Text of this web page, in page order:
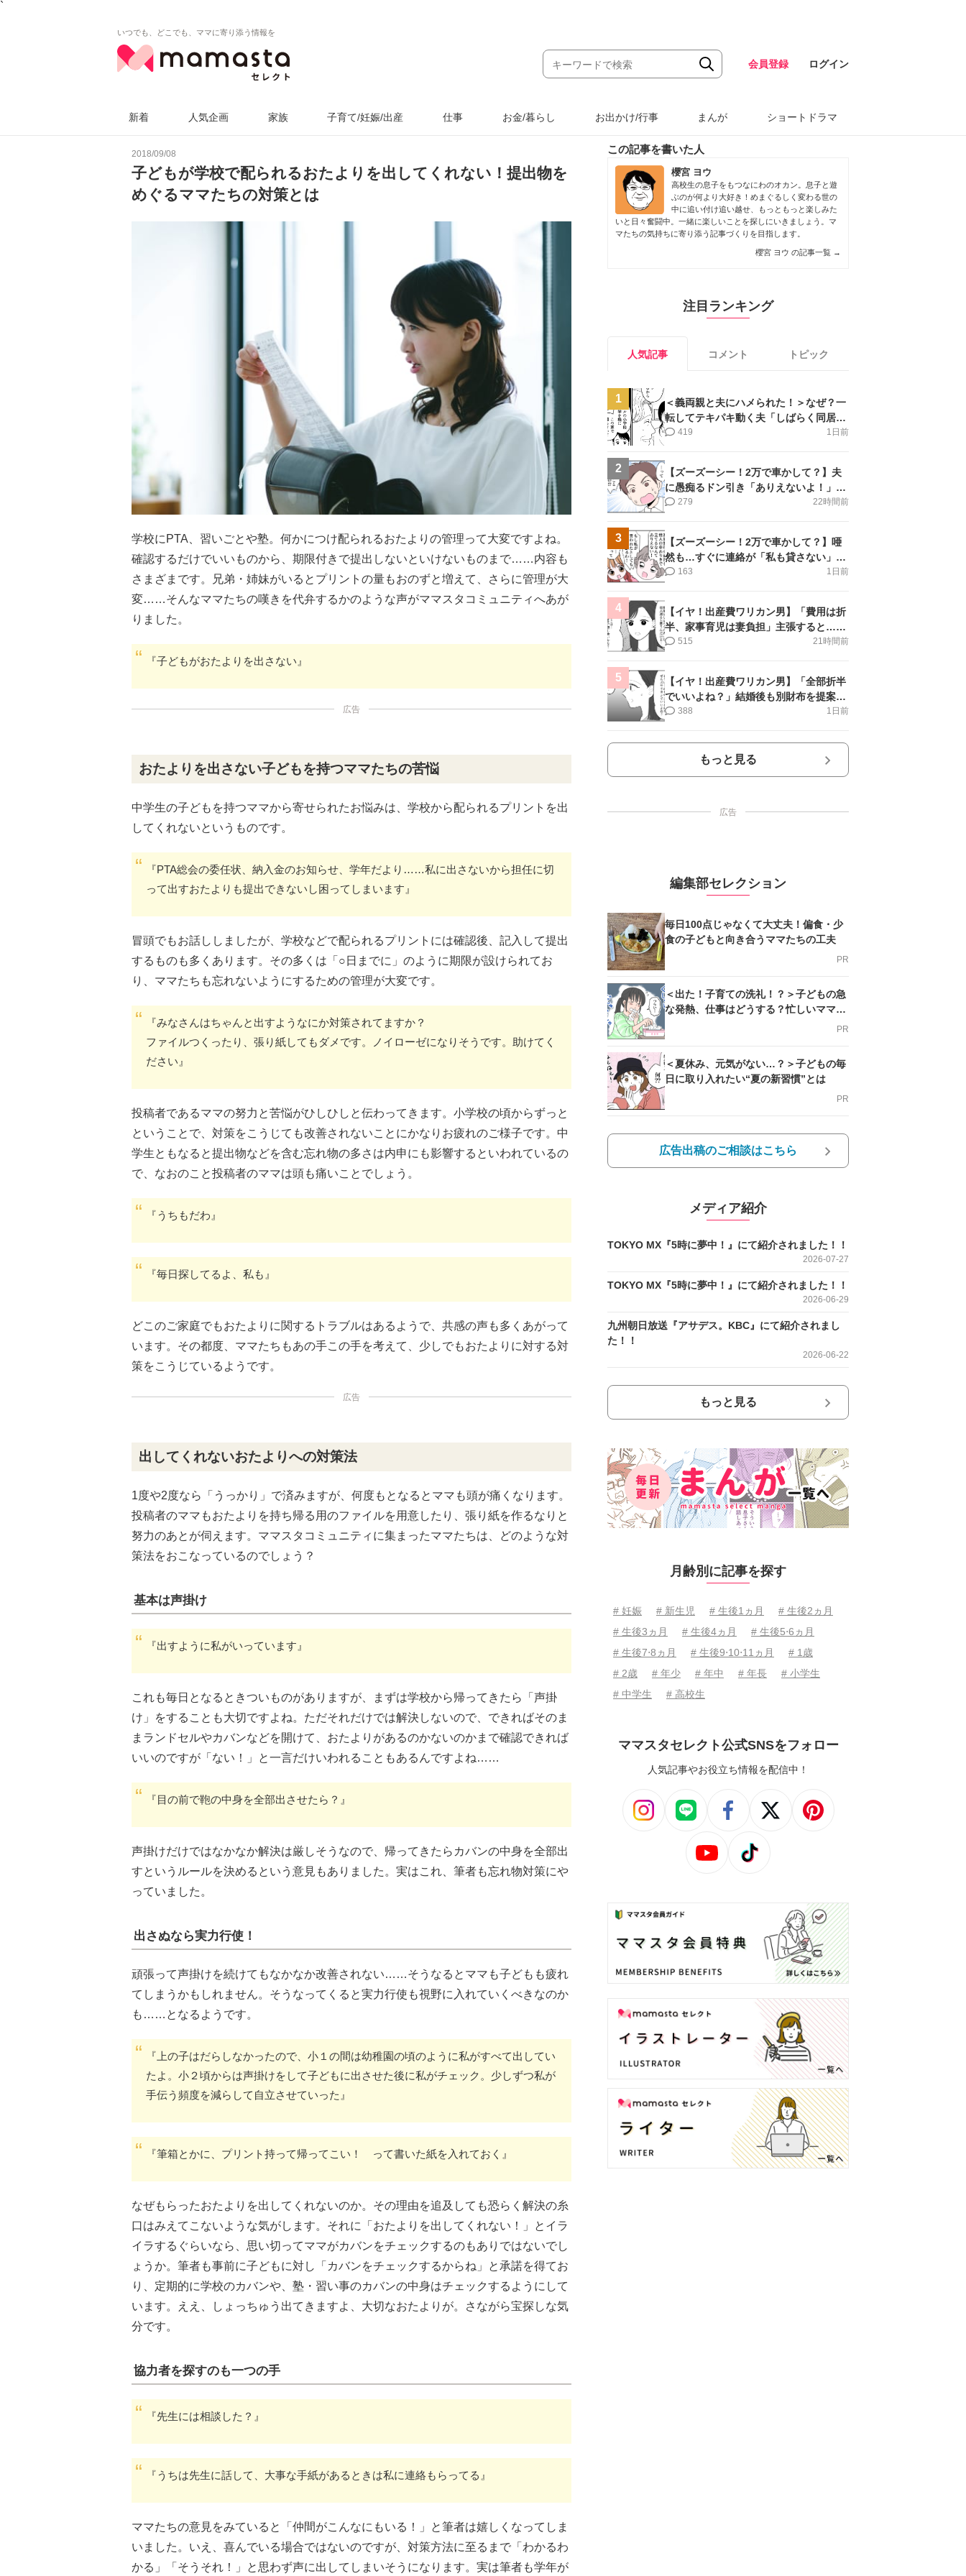
`
いつでも、どこでも、ママに寄り添う情報を
会員登録 ログイン
新着 人気企画 家族 子育て/妊娠/出産 仕事 お金/暮らし お出かけ/行事 まんが ショートドラマ
2018/09/08
子どもが学校で配られるおたよりを出してくれない！提出物を
めぐるママたちの対策とは
学校にPTA、習いごとや塾。何かにつけ配られるおたよりの管理って大変ですよね。
確認するだけでいいものから、期限付きで提出しないといけないものまで……内容も
さまざまです。兄弟・姉妹がいるとプリントの量もおのずと増えて、さらに管理が大
変……そんなママたちの嘆きを代弁するかのような声がママスタコミュニティへあが
りました。
『子どもがおたよりを出さない』
広告
おたよりを出さない子どもを持つママたちの苦悩
中学生の子どもを持つママから寄せられたお悩みは、学校から配られるプリントを出
してくれないというものです。
『PTA総会の委任状、納入金のお知らせ、学年だより……私に出さないから担任に切
って出すおたよりも提出できないし困ってしまいます』
冒頭でもお話ししましたが、学校などで配られるプリントには確認後、記入して提出
するものも多くあります。その多くは「○日までに」のように期限が設けられてお
り、ママたちも忘れないようにするための管理が大変です。
『みなさんはちゃんと出すようなにか対策されてますか？
ファイルつくったり、張り紙してもダメです。ノイローゼになりそうです。助けてく
ださい』
投稿者であるママの努力と苦悩がひしひしと伝わってきます。小学校の頃からずっと
ということで、対策をこうじても改善されないことにかなりお疲れのご様子です。中
学生ともなると提出物などを含む忘れ物の多さは内申にも影響するといわれているの
で、なおのこと投稿者のママは頭も痛いことでしょう。
『うちもだわ』
『毎日探してるよ、私も』
どこのご家庭でもおたよりに関するトラブルはあるようで、共感の声も多くあがって
います。その都度、ママたちもあの手この手を考えて、少しでもおたよりに対する対
策をこうじているようです。
広告
出してくれないおたよりへの対策法
1度や2度なら「うっかり」で済みますが、何度もとなるとママも頭が痛くなります。
投稿者のママもおたよりを持ち帰る用のファイルを用意したり、張り紙を作るなりと
努力のあとが伺えます。ママスタコミュニティに集まったママたちは、どのような対
策法をおこなっているのでしょう？
基本は声掛け
『出すように私がいっています』
これも毎日となるときついものがありますが、まずは学校から帰ってきたら「声掛
け」をすることも大切ですよね。ただそれだけでは解決しないので、できればそのま
まランドセルやカバンなどを開けて、おたよりがあるのかないのかまで確認できれば
いいのですが「ない！」と一言だけいわれることもあるんですよね……
『目の前で鞄の中身を全部出させたら？』
声掛けだけではなかなか解決は厳しそうなので、帰ってきたらカバンの中身を全部出
すというルールを決めるという意見もありました。実はこれ、筆者も忘れ物対策にや
っていました。
出さぬなら実力行使！
頑張って声掛けを続けてもなかなか改善されない……そうなるとママも子どもも疲れ
てしまうかもしれません。そうなってくると実力行使も視野に入れていくべきなのか
も……となるようです。
『上の子はだらしなかったので、小１の間は幼稚園の頃のように私がすべて出してい
たよ。小２頃からは声掛けをして子どもに出させた後に私がチェック。少しずつ私が
手伝う頻度を減らして自立させていった』
『筆箱とかに、プリント持って帰ってこい！ って書いた紙を入れておく』
なぜもらったおたよりを出してくれないのか。その理由を追及しても恐らく解決の糸
口はみえてこないような気がします。それに「おたよりを出してくれない！」とイラ
イラするぐらいなら、思い切ってママがカバンをチェックするのもありではないでし
ょうか。筆者も事前に子どもに対し「カバンをチェックするからね」と承諾を得てお
り、定期的に学校のカバンや、塾・習い事のカバンの中身はチェックするようにして
います。ええ、しょっちゅう出てきますよ、大切なおたよりが。さながら宝探しな気
分です。
協力者を探すのも一つの手
『先生には相談した？』
『うちは先生に話して、大事な手紙があるときは私に連絡もらってる』
ママたちの意見をみていると「仲間がこんなにもいる！」と筆者は嬉しくなってしま
いました。いえ、喜んでいる場合ではないのですが、対策方法に至るまで「わかるわ
かる」「そうそれ！」と思わず声に出してしまいそうになります。実は筆者も学年が
この記事を書いた人
櫻宮 ヨウ
高校生の息子をもつなにわのオカン。息子と遊
ぶのが何より大好き！めまぐるしく変わる世の
中に追い付け追い越せ、もっともっと楽しみた
いと日々奮闘中。一緒に楽しいことを探しにいきましょう。マ
マたちの気持ちに寄り添う記事づくりを目指します。
櫻宮 ヨウ の記事一覧 →
注目ランキング
人気記事 コメント トピック
1
＜義両親と夫にハメられた！＞なぜ？一
転してテキパキ動く夫「しばらく同居」
提案され【第4話まんが】
1日前
419
2
【ズーズーシー！2万で車かして？】夫
に愚痴るドン引き「ありえないよ！」＜
第16話＞#4コマ母道場
22時間前
279
3
【ズーズーシー！2万で車かして？】唖
然も…すぐに連絡が「私も貸さない」＜
第15話＞#4コマ母道場
1日前
163
4
【イヤ！出産費ワリカン男】「費用は折
半、家事育児は妻負担」主張すると…＜
第11話＞#4コマ母道場
21時間前
515
5
【イヤ！出産費ワリカン男】「全部折半
でいいよね？」結婚後も別財布を提案＜
第10話＞#4コマ母道場
1日前
388
もっと見る
広告
編集部セレクション
毎日100点じゃなくて大丈夫！偏食・少
食の子どもと向き合うママたちの工夫
PR
＜出た！子育ての洗礼！？＞子どもの急
な発熱、仕事はどうする？忙しいママを
PR
＜夏休み、元気がない…？＞子どもの毎
日に取り入れたい“夏の新習慣”とは
PR
広告出稿のご相談はこちら
メディア紹介
TOKYO MX『5時に夢中！』にて紹介されました！！
2026-07-27
TOKYO MX『5時に夢中！』にて紹介されました！！
2026-06-29
九州朝日放送『アサデス。KBC』にて紹介されまし
た！！
2026-06-22
もっと見る
月齢別に記事を探す
# 妊娠 # 新生児 # 生後1ヵ月
# 生後2ヵ月
# 生後3ヵ月
# 生後4ヵ月
# 生後5⋅6ヵ月
# 生後7⋅8ヵ月
# 生後9⋅10⋅11ヵ月
# 1歳
# 2歳
# 年少 # 年中 # 年長
# 小学生
# 中学生
# 高校生
ママスタセレクト公式SNSをフォロー
人気記事やお役立ち情報を配信中！